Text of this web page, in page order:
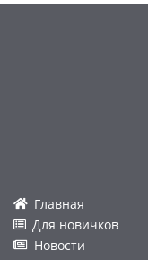
Главная
Для новичков
Новости